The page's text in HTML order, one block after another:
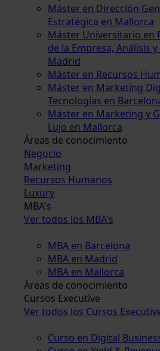
Máster en Dirección
Estratégica en Mallorca
Máster Universitario en
de la Empresa, Análisis
Madrid
Máster en Recursos
Máster en Marketing
Tecnologías en
Máster en Marketing y
Lujo en Mallorca
Áreas de conocimiento
Negocio
Marketing
Recursos Humanos
Luxury
MBA's
Ver todos los MBA's
MBA en Barcelona
MBA en Madrid
MBA en Mallorca
Áreas de conocimiento
Cursos Executive
Ver todos los Cursos
Curso en Digital